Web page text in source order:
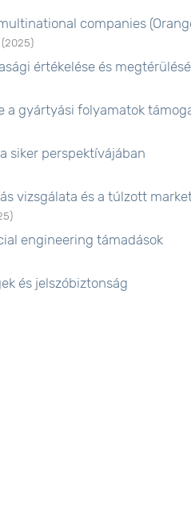
companies
(2025)
értékelése és
a gyártyási folyamatok
siker perspektívájában
vizsgálata és a túlzott
)
engineering támadások
és jelszóbiztonság